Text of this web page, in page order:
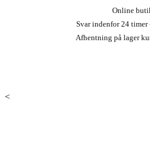
Online
Svar indenfor 24
Afhentning på lager
<